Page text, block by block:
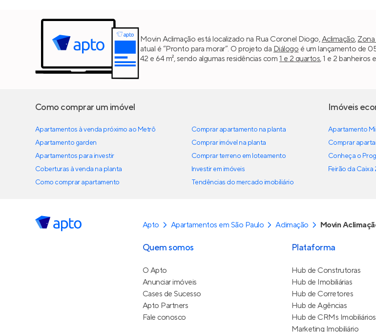
Movin Aclimação está localizado na Rua Coronel Diogo,Aclimação, Zona
atual é “Pronto para morar”. O projeto da Diálogo é um lançamento de
42 e 64 m², sendo algumas residências com 1 e 2 quartos, 1 e 2 banheiros
Como comprar um imóvel
Apartamentos à venda próximo ao Metrô
Apartamento garden
Apartamentos para investir
Coberturas à venda na planta
Como comprar apartamento
Comprar apartamento na planta
Comprar imóvel na planta
Comprar terreno em loteamento
Investir em imóveis
Tendências do mercado imobiliário
Imóveis
Apartamento
Comprar
Conheça o
Feirão da Caixa
Apto Apartamentos em São Paulo Aclimação Movin
Quem somos
O Apto
Anunciar imóveis
Cases de Sucesso
Apto Partners
Fale conosco
Plataforma
Hub de Construtoras
Hub de Imobiliárias
Hub de Corretores
Hub de Agências
Hub de CRMs Imobiliários
Marketing Imobiliário